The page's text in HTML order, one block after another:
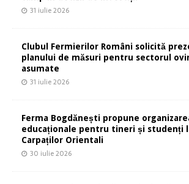
31 iulie 2026
Clubul Fermierilor Români solicită
planului de măsuri pentru sectorul
asumate
31 iulie 2026
Ferma Bogdănești propune
educaționale pentru tineri și studenți
Carpaților Orientali
30 iulie 2026